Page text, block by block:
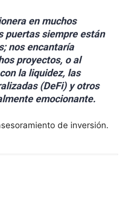
en muchos
puertas siempre están
nos encantaría
proyectos, o al
la liquidez, las
(DeFi) y otros
emocionante.
de inversión.